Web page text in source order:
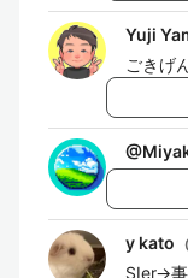
Yuji
ごきげ
@
y kato
SIer→